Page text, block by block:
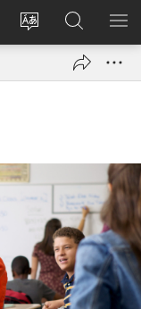
Ganti
Log
Lului
di
JW.ORG